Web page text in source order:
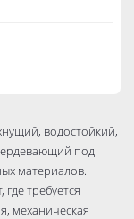
водостойкий,
под
материалов.
требуется
механическая